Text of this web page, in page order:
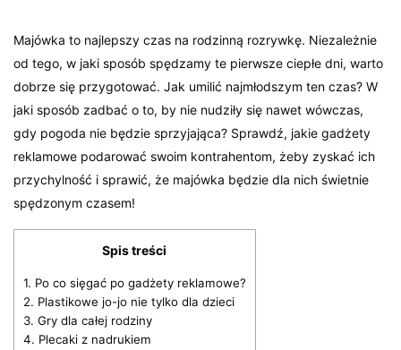
Majówka to najlepszy czas na rodzinną rozrywkę. Niezależnie
od tego, w jaki sposób spędzamy te pierwsze ciepłe dni, warto
dobrze się przygotować. Jak umilić najmłodszym ten czas? W
jaki sposób zadbać o to, by nie nudziły się nawet wówczas,
gdy pogoda nie będzie sprzyjająca? Sprawdź, jakie gadżety
reklamowe podarować swoim kontrahentom, żeby zyskać ich
przychylność i sprawić, że majówka będzie dla nich świetnie
spędzonym czasem!
Spis treści
1. Po co sięgać po gadżety reklamowe?
2. Plastikowe jo-jo nie tylko dla dzieci
3. Gry dla całej rodziny
4. Plecaki z nadrukiem